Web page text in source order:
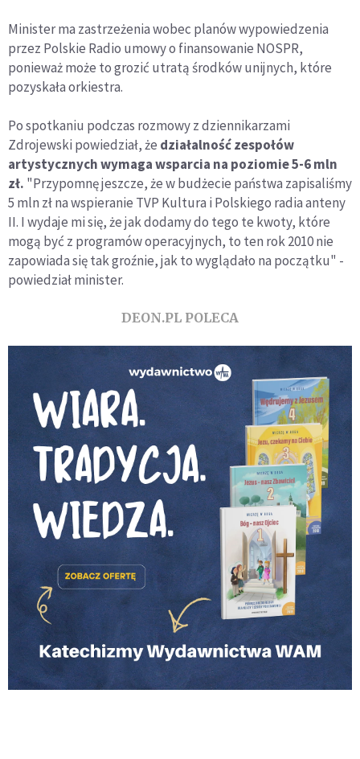
Minister ma zastrzeżenia wobec planów wypowiedzenia
przez Polskie Radio umowy o finansowanie NOSPR,
ponieważ może to grozić utratą środków unijnych, które
pozyskała orkiestra.
Po spotkaniu podczas rozmowy z dziennikarzami
Zdrojewski powiedział, że działalność zespołów
artystycznych wymaga wsparcia na poziomie 5-6 mln
zł. "Przypomnę jeszcze, że w budżecie państwa zapisaliśmy
5 mln zł na wspieranie TVP Kultura i Polskiego radia anteny
II. I wydaje mi się, że jak dodamy do tego te kwoty, które
mogą być z programów operacyjnych, to ten rok 2010 nie
zapowiada się tak groźnie, jak to wyglądało na początku" -
powiedział minister.
DEON.PL POLECA